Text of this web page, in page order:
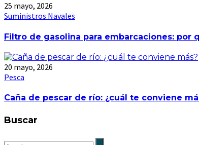
25 mayo, 2026
Suministros Navales
Filtro de gasolina para embarcaciones:
20 mayo, 2026
Pesca
Caña de pescar de río: ¿cuál te conviene
Buscar